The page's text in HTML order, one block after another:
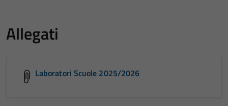
Allegati
Laboratori Scuole 2025/2026